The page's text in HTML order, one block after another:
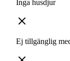
Inga husdjur
Ej tillgänglig